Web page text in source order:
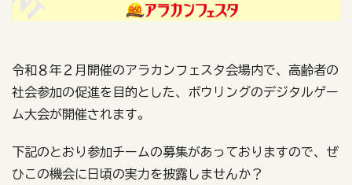
令和８年２月開催のアラカンフェスタ会場内で、高齢者の
社会参加の促進を目的とした、ボウリングのデジタルゲー
ム大会が開催されます。
下記のとおり参加チームの募集があっておりますので、ぜ
ひこの機会に日頃の実力を披露しませんか？